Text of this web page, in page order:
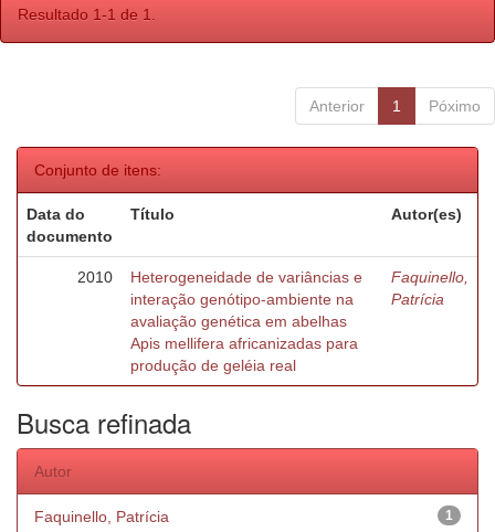
Resultado 1-1 de 1.
Anterior 1 Póximo
Conjunto de itens:
Data do
documento
Título Autor(es)
2010
Heterogeneidade de variâncias e
interação genótipo-ambiente na
avaliação genética em abelhas
Apis mellifera africanizadas para
produção de geléia real
Faquinello,
Patrícia
Busca refinada
Autor
1
Faquinello, Patrícia